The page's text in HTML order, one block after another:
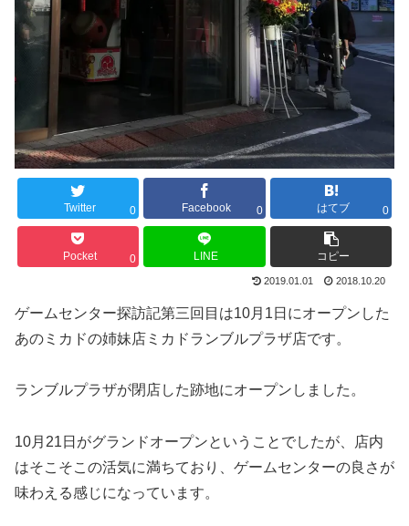
Twitter 0 Facebook 0 はてブ 0
Pocket 0 LINE コピー
2019.01.01 2018.10.20
ゲームセンター探訪記第三回目は10月1日にオープンした
あのミカドの姉妹店ミカドランブルプラザ店です。
ランブルプラザが閉店した跡地にオープンしました。
10月21日がグランドオープンということでしたが、店内
はそこそこの活気に満ちており、ゲームセンターの良さが
味わえる感じになっています。